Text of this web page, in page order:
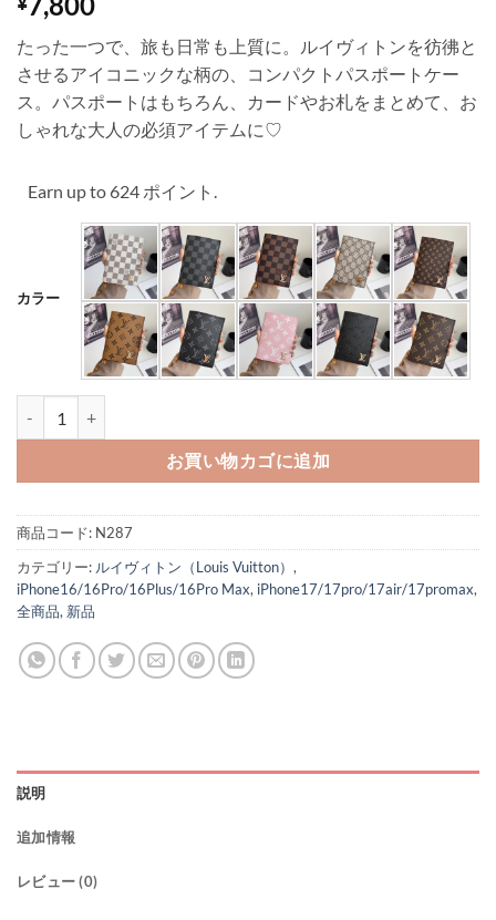
たった一つで、旅も日常も上質に。ルイヴィトンを彷彿と
させるアイコニックな柄の、コンパクトパスポートケー
ス。パスポートはもちろん、カードやお札をまとめて、お
しゃれな大人の必須アイテムに♡
Earn up to 624 ポイント.
カラー
お買い物カゴに追加
商品コード: N287
カテゴリー: ルイヴィトン（Louis Vuitton） ,
iPhone16/16Pro/16Plus/16Pro Max, iPhone17/17pro/17air/17promax,
全商品, 新品
説明
追加情報
レビュー (0)